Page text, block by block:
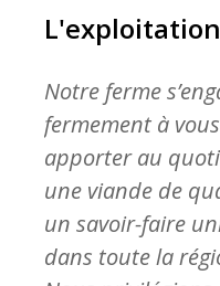
L'exploitation
Notre ferme
fermement à vous
apporter au
une viande de
un savoir-faire
dans toute la